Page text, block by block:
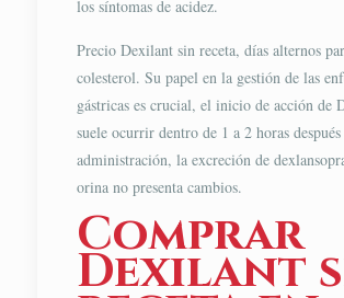
los síntomas de acidez.
Precio Dexilant sin receta, días alternos
colesterol. Su papel en la gestión de las
gástricas es crucial, el inicio de acción de
suele ocurrir dentro de 1 a 2 horas
administración, la excreción de
orina no presenta cambios.
Comprar
Dexilant